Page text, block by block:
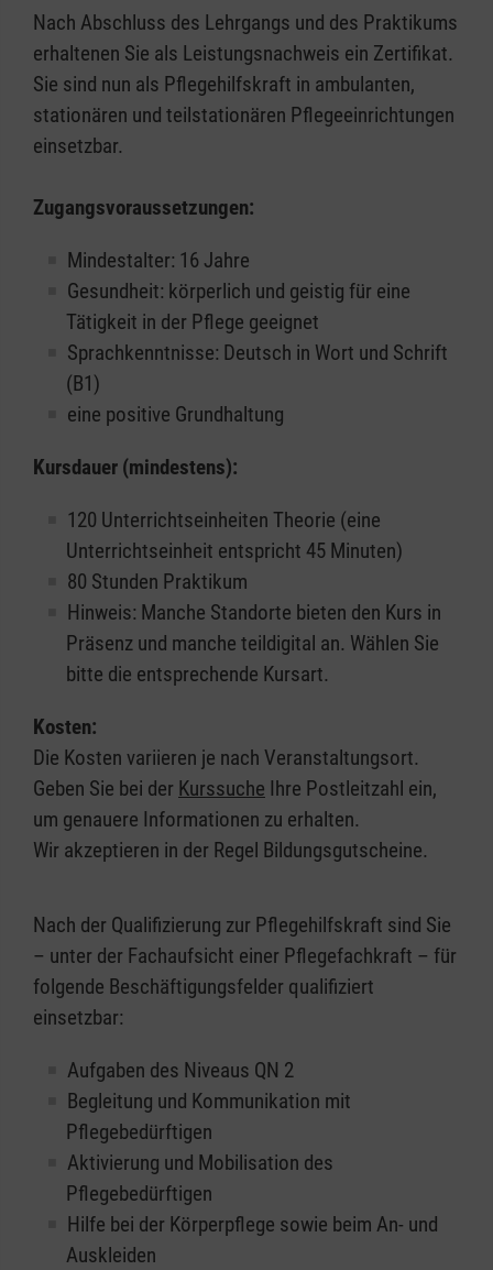
Nach Abschluss des Lehrgangs und des Praktikums
erhaltenen Sie als Leistungsnachweis ein Zertifikat.
Sie sind nun als Pflegehilfskraft in ambulanten,
stationären und teilstationären Pflegeeinrichtungen
einsetzbar.
Zugangsvoraussetzungen:
Mindestalter: 16 Jahre
Gesundheit: körperlich und geistig für eine
Tätigkeit in der Pflege geeignet
Sprachkenntnisse: Deutsch in Wort und Schrift
(B1)
eine positive Grundhaltung
Kursdauer (mindestens):
120 Unterrichtseinheiten Theorie (eine
Unterrichtseinheit entspricht 45 Minuten)
80 Stunden Praktikum
Hinweis: Manche Standorte bieten den Kurs in
Präsenz und manche teildigital an. Wählen Sie
bitte die entsprechende Kursart.
Kosten:
Die Kosten variieren je nach Veranstaltungsort.
Geben Sie bei der Kurssuche Ihre Postleitzahl ein,
um genauere Informationen zu erhalten.
Wir akzeptieren in der Regel Bildungsgutscheine.
Nach der Qualifizierung zur Pflegehilfskraft sind Sie
– unter der Fachaufsicht einer Pflegefachkraft – für
folgende Beschäftigungsfelder qualifiziert
einsetzbar:
Aufgaben des Niveaus QN 2
Begleitung und Kommunikation mit
Pflegebedürftigen
Aktivierung und Mobilisation des
Pflegebedürftigen
Hilfe bei der Körperpflege sowie beim An- und
Auskleiden